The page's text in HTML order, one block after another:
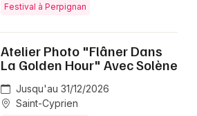
Festival à Perpignan
Atelier Photo "Flâner Dans
La Golden Hour" Avec Solène
Jusqu'au 31/12/2026
Saint-Cyprien